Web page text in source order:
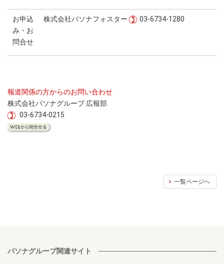
お申込
み・お
問合せ
株式会社パソナフォスター 03-6734-1280
報道関係の方からのお問い合わせ
株式会社パソナグループ 広報部
03-6734-0215
一覧ページへ
パソナグループ関連サイト